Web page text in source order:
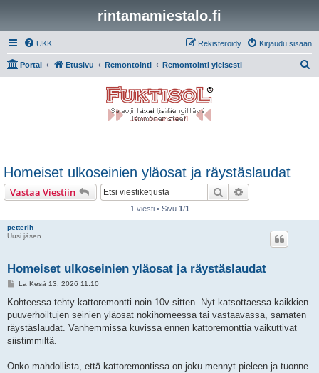
rintamamiestalo.fi
UKK Kirjaudu sisään
Rekisteröidy
Portal Etusivu Remontointi Remontointi yleisesti
Homeiset ulkoseinien yläosat ja räystäslaudat
Vastaa Viestiin Etsi
1 viesti • Sivu 1/1
petterih
Uusi jäsen
Homeiset ulkoseinien yläosat ja räystäslaudat
V
e
t
i
La Kesä 13, 2026 11:10
Kohteessa tehty kattoremontti noin 10v sitten. Nyt katsottaessa kaikkien
puuverhoiltujen seinien yläosat nokihomeessa tai vastaavassa, samaten
räystäslaudat. Vanhemmissa kuvissa ennen kattoremonttia vaikuttivat
siistimmiltä.
Onko mahdollista, että kattoremontissa on joku mennyt pieleen ja tuonne